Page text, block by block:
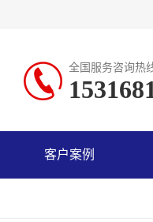
全国服务咨询热
客户案例